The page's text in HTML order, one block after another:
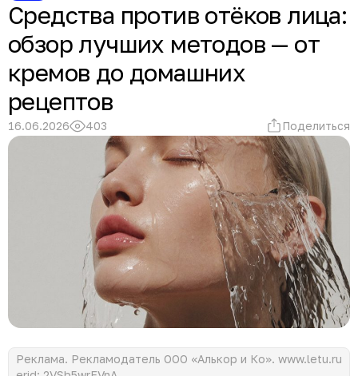
Средства против отёков лица:
обзор лучших методов — от
кремов до домашних
рецептов
16.06.2026 403 Поделиться
Реклама. Рекламодатель ООО «Алькор и Ко». www.letu.ru